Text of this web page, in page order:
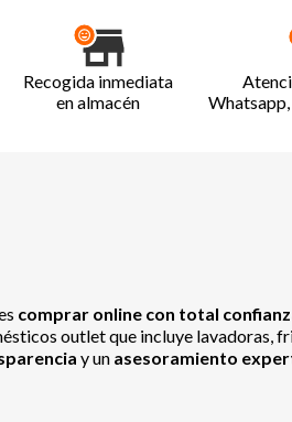
Recogida inmediata
en almacén
comprar online con total
outlet que incluye lavadoras,
y un asesoramiento